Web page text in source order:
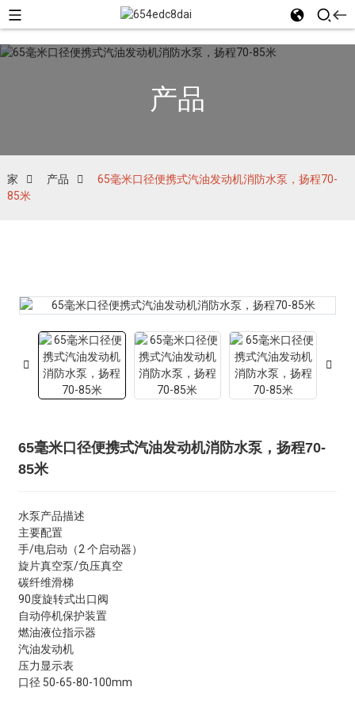
产品
家 产品
65毫米口径便携式汽油发动机消防水泵，扬程70-
85米
65毫米口径便携式汽油发动机消防水泵，扬程70-
85米
水泵产品描述
主要配置
手/电启动（2 个启动器）
旋片真空泵/负压真空
碳纤维滑梯
90度旋转式出口阀
自动停机保护装置
燃油液位指示器
汽油发动机
压力显示表
口径 50-65-80-100mm